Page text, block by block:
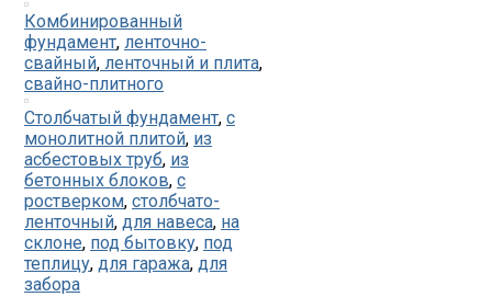
Комбинированный
фундамент, ленточно-
свайный, ленточный и плита,
свайно-плитного
Столбчатый фундамент, с
монолитной плитой, из
асбестовых труб, из
бетонных блоков, с
ростверком, столбчато-
ленточный, для навеса, на
склоне, под бытовку, под
теплицу, для гаража, для
забора